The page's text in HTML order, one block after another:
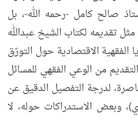
صالح كامل -رحمه الله-، بل
مثل تقديمه لكتاب الشيخ عبدالله
الفقهية الاقتصادية حول التورّق
من الوعي الفقهي للمسائل
لدرجة التفصيل الدقيق عن
وبعض الاستدراكات حوله، لا